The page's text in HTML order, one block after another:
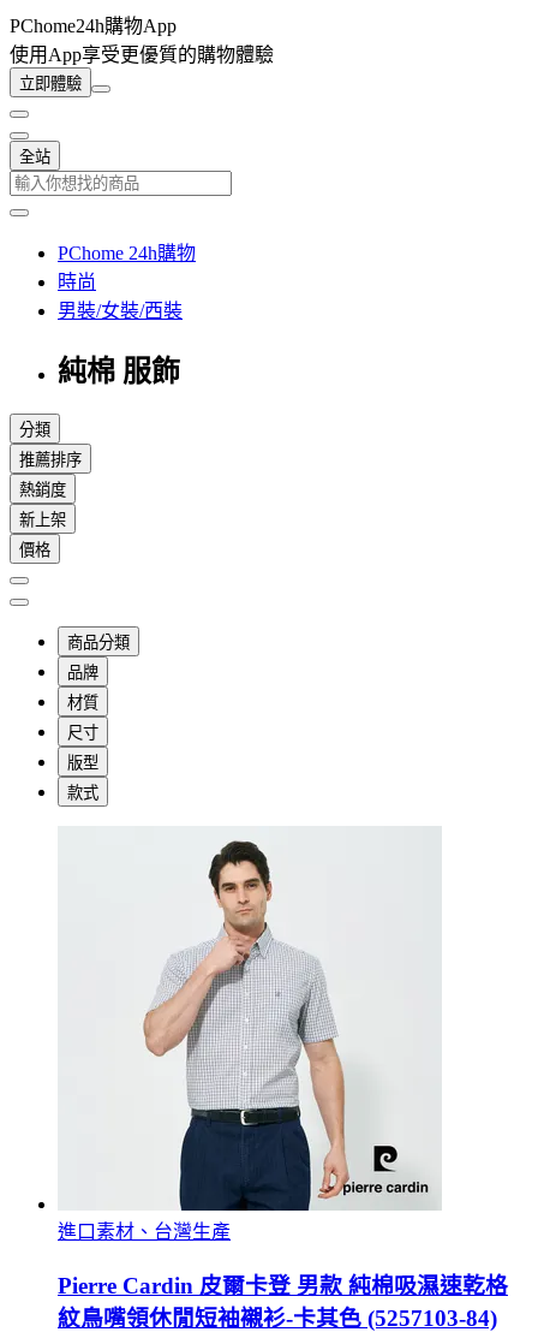
PChome24h購物App
使用App享受更優質的購物體驗
立即體驗
全站
PChome 24h購物
時尚
男裝/女裝/西裝
純棉 服飾
分類
推薦排序
熱銷度
新上架
價格
商品分類
品牌
材質
尺寸
版型
款式
進口素材、台灣生產
Pierre Cardin 皮爾卡登 男款 純棉吸濕速乾格
紋鳥嘴領休閒短袖襯衫-卡其色 (5257103-84)